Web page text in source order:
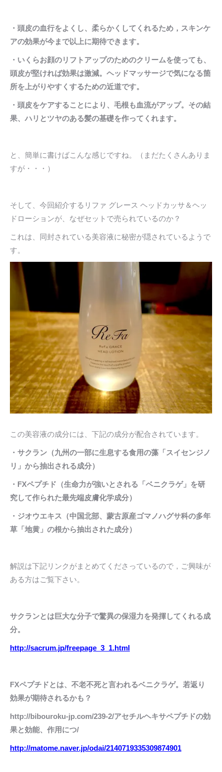
・頭皮の血行をよくし、柔らかくしてくれるため，スキンケ
アの効果が今まで以上に期待できます。
・いくらお顔のリフトアップのためのクリームを使っても、
頭皮が堅ければ効果は激減。ヘッドマッサージで気になる箇
所を上がりやすくするための近道です。
・頭皮をケアすることにより、毛根も血流がアップ。その結
果、ハリとツヤのある髪の基礎を作ってくれます。
と、簡単に書けばこんな感じですね。（まだたくさんありま
すが・・・）
そして、今回紹介するリファ グレース ヘッドカッサ＆ヘッ
ドローションが、なぜセットで売られているのか？
これは、同封されている美容液に秘密が隠されているようで
す。
この美容液の成分には、下記の成分が配合されています。
・サクラン（九州の一部に生息する食用の藻「スイセンジノ
リ」から抽出される成分）
・FXペプチド（生命力が強いとされる「ベニクラゲ」を研
究して作られた最先端皮膚化学成分）
・ジオウエキス（中国北部、蒙古原産ゴマノハグサ科の多年
草「地黄」の根から抽出された成分）
解説は下記リンクがまとめてくださっているので，ご興味が
ある方はご覧下さい。
サクランとは巨大な分子で驚異の保湿力を発揮してくれる成
分。
http://sacrum.jp/freepage_3_1.html
FXペプチドとは、不老不死と言われるベニクラゲ。若返り
効果が期待されるかも？
http://bibouroku-jp.com/239-2/アセチルヘキサペプチドの効
果と効能、作用につ/
http://matome.naver.jp/odai/2140719335309874901